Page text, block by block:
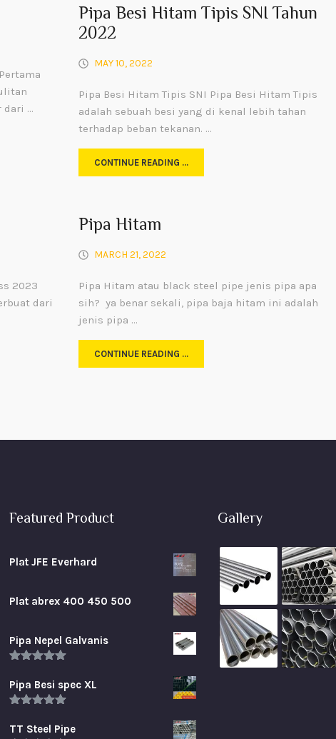
dari …
Pipa Besi Hitam Tipis SNI Tahun
2022
MAY 10, 2022
Pipa Besi Hitam Tipis SNI Pipa Besi Hitam Tipis
adalah sebuah besi yang di kenal lebih tahan
terhadap beban tekanan. …
CONTINUE READING …
2023
dari
Pipa Hitam
MARCH 21, 2022
Pipa Hitam atau black steel pipe jenis pipa apa
sih? ya benar sekali, pipa baja hitam ini adalah
jenis pipa …
CONTINUE READING …
Featured Product
Plat JFE Everhard
Plat abrex 400 450 500
Pipa Nepel Galvanis
out of 5
Pipa Besi spec XL
out of 5
TT Steel Pipe
Gallery